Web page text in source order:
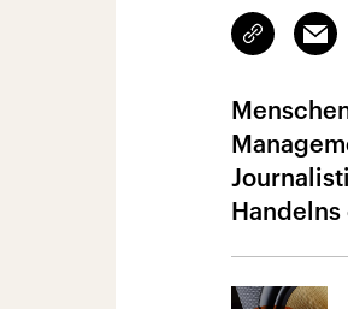
Link
kopieren/
Email
Handelns